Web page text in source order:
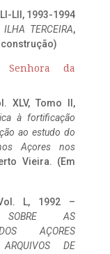
LII, 1993-1994
TERCEIRA,
da
XLV, Tomo II,
à fortificação
ao estudo do
Açores nos
Vieira. (Em
L, 1992 –
SOBRE AS
AÇORES
DE